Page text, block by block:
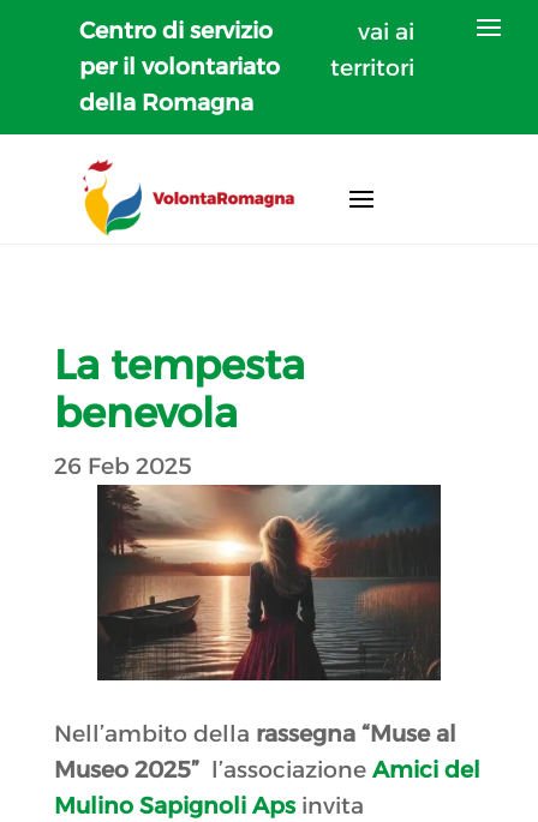
Centro di servizio
per il volontariato
della Romagna
vai ai
territori
La tempesta
benevola
26 Feb 2025
Nell’ambito della rassegna “Muse al
Museo 2025”l’associazione Amici del
Mulino Sapignoli Apsinvita